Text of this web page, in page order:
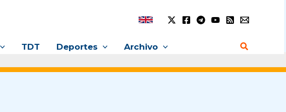
TDT Deportes Archivo Buscar